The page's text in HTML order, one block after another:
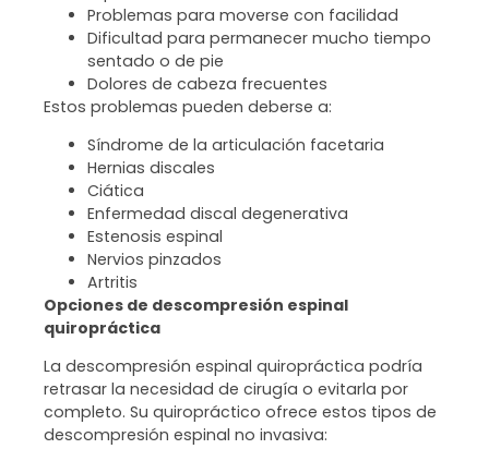
Problemas para moverse con facilidad
Dificultad para permanecer mucho tiempo
sentado o de pie
Dolores de cabeza frecuentes
Estos problemas pueden deberse a:
Síndrome de la articulación facetaria
Hernias discales
Ciática
Enfermedad discal degenerativa
Estenosis espinal
Nervios pinzados
Artritis
Opciones de descompresión espinal
quiropráctica
La descompresión espinal quiropráctica podría
retrasar la necesidad de cirugía o evitarla por
completo. Su quiropráctico ofrece estos tipos de
descompresión espinal no invasiva: